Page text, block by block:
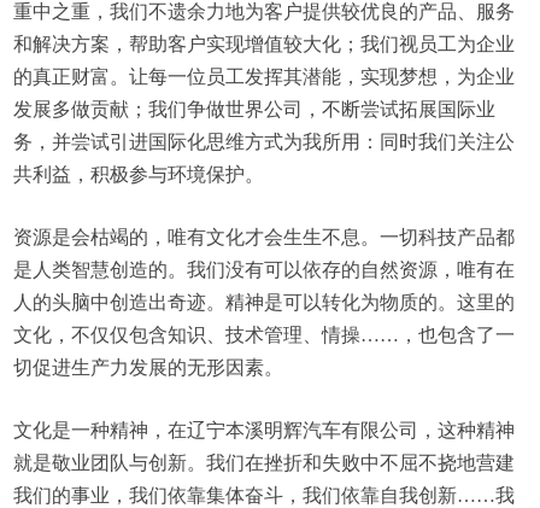
重中之重，我们不遗余力地为客户提供较优良的产品、服务
和解决方案，帮助客户实现增值较大化；我们视员工为企业
的真正财富。让每一位员工发挥其潜能，实现梦想，为企业
发展多做贡献；我们争做世界公司，不断尝试拓展国际业
务，并尝试引进国际化思维方式为我所用：同时我们关注公
共利益，积极参与环境保护。
资源是会枯竭的，唯有文化才会生生不息。一切科技产品都
是人类智慧创造的。我们没有可以依存的自然资源，唯有在
人的头脑中创造出奇迹。精神是可以转化为物质的。这里的
文化，不仅仅包含知识、技术管理、情操……，也包含了一
切促进生产力发展的无形因素。
文化是一种精神，在辽宁本溪明辉汽车有限公司，这种精神
就是敬业团队与创新。我们在挫折和失败中不屈不挠地营建
我们的事业，我们依靠集体奋斗，我们依靠自我创新……我